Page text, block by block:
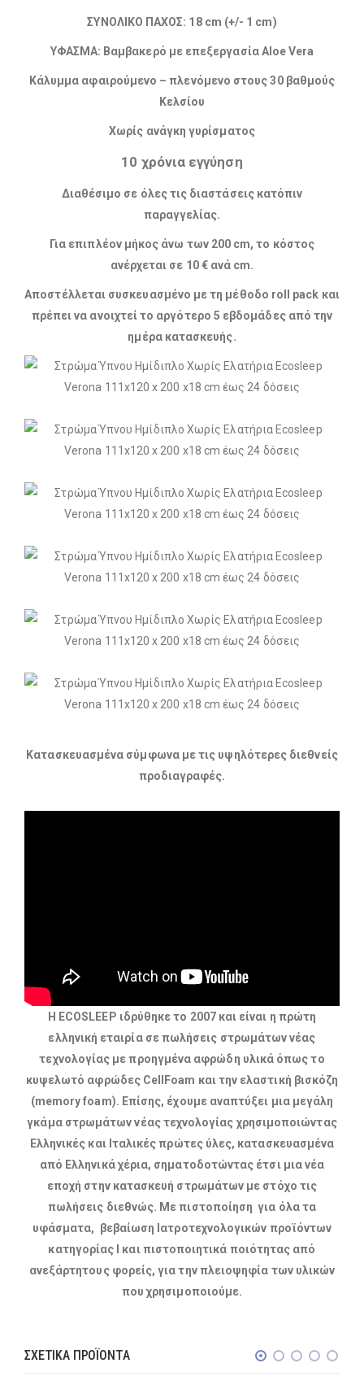
ΣΥΝΟΛΙΚΟ ΠΑΧΟΣ: 18 cm (+/- 1 cm)
ΥΦΑΣΜΑ: Βαμβακερό με επεξεργασία Aloe Vera
Κάλυμμα αφαιρούμενο – πλενόμενο στους 30 βαθμούς
Κελσίου
Χωρίς ανάγκη γυρίσματος
10 χρόνια εγγύηση
Διαθέσιμο σε όλες τις διαστάσεις κατόπιν
παραγγελίας.
Για επιπλέον μήκος άνω των 200 cm, το κόστος
ανέρχεται σε 10 € ανά cm.
Αποστέλλεται συσκευασμένο με τη μέθοδο roll pack και
πρέπει να ανοιχτεί το αργότερο 5 εβδομάδες από την
ημέρα κατασκευής.
Κατασκευασμένα σύμφωνα με τις υψηλότερες διεθνείς
προδιαγραφές​.
Η ΕCOSLEEP ιδρύθηκε το 2007 και είναι η πρώτη
ελληνική εταιρία σε πωλήσεις στρωμάτων νέας
τεχνολογίας με προηγμένα αφρώδη υλικά όπως το
κυψελωτό αφρώδες CellFoam και την ελαστική βισκόζη
(memory foam). Επίσης, έχουμε αναπτύξει μια μεγάλη
γκάμα στρωμάτων νέας τεχνολογίας χρησιμοποιώντας
Ελληνικές και Ιταλικές πρώτες ύλες, κατασκευασμένα
από Ελληνικά χέρια, σηματοδοτώντας έτσι μια νέα
εποχή στην κατασκευή στρωμάτων με στόχο τις
πωλήσεις διεθνώς. Με πιστοποίηση για όλα τα
υφάσματα, βεβαίωση Ιατροτεχνολογικών προϊόντων
κατηγορίας I και πιστοποιητικά ποιότητας από
ανεξάρτητους φορείς, για την πλειοψηφία των υλικών
που χρησιμοποιούμε.
ΣΧΕΤΙΚΆ ΠΡΟΪΌΝΤΑ